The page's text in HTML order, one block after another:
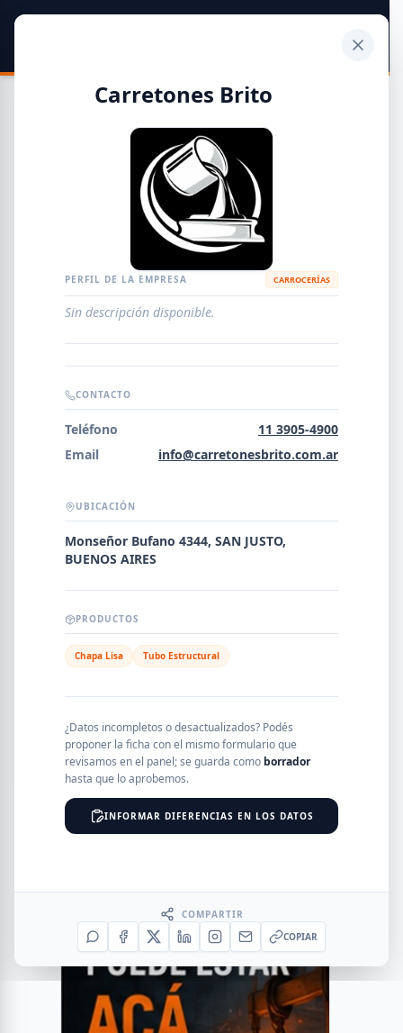
Guía de Empresas Metalúrgicas y Siderúrgicas
METALÚRGICAS
EMPRESAS AGREGAR EMPRESA
Error al cargar empresas.
SEGMENTO
PROVINCIA
Carretones Brito
PERFIL DE LA EMPRESA CARROCERÍAS
Sin descripción disponible.
CONTACTO
Teléfono
11 3905-4900
Email
info@carretonesbrito.com.ar
UBICACIÓN
Monseñor Bufano 4344, SAN JUSTO,
BUENOS AIRES
PRODUCTOS
Chapa Lisa Tubo Estructural
¿Datos incompletos o desactualizados? Podés
proponer la ficha con el mismo formulario que
revisamos en el panel; se guarda como borrador
hasta que lo aprobemos.
INFORMAR DIFERENCIAS EN LOS DATOS
COMPARTIR
COPIAR